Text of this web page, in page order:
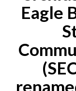
Eagle